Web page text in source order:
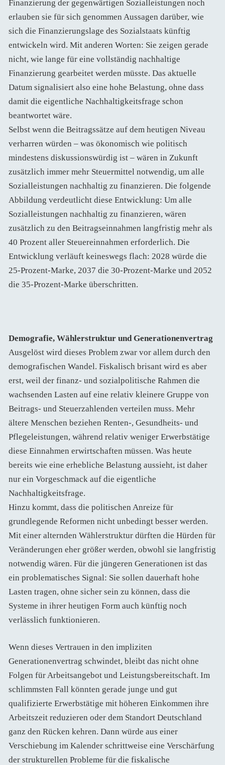
Finanzierung der gegenwärtigen Sozialleistungen noch
erlauben sie für sich genommen Aussagen darüber, wie
sich die Finanzierungslage des Sozialstaats künftig
entwickeln wird. Mit anderen Worten: Sie zeigen gerade
nicht, wie lange für eine vollständig nachhaltige
Finanzierung gearbeitet werden müsste. Das aktuelle
Datum signalisiert also eine hohe Belastung, ohne dass
damit die eigentliche Nachhaltigkeitsfrage schon
beantwortet wäre.
Selbst wenn die Beitragssätze auf dem heutigen Niveau
verharren würden – was ökonomisch wie politisch
mindestens diskussionswürdig ist – wären in Zukunft
zusätzlich immer mehr Steuermittel notwendig, um alle
Sozialleistungen nachhaltig zu finanzieren. Die folgende
Abbildung verdeutlicht diese Entwicklung: Um alle
Sozialleistungen nachhaltig zu finanzieren, wären
zusätzlich zu den Beitragseinnahmen langfristig mehr als
40 Prozent aller Steuereinnahmen erforderlich. Die
Entwicklung verläuft keineswegs flach: 2028 würde die
25-Prozent-Marke, 2037 die 30-Prozent-Marke und 2052
die 35-Prozent-Marke überschritten.
Demografie, Wählerstruktur und Generationenvertrag
Ausgelöst wird dieses Problem zwar vor allem durch den
demografischen Wandel. Fiskalisch brisant wird es aber
erst, weil der finanz- und sozialpolitische Rahmen die
wachsenden Lasten auf eine relativ kleinere Gruppe von
Beitrags- und Steuerzahlenden verteilen muss. Mehr
ältere Menschen beziehen Renten-, Gesundheits- und
Pflegeleistungen, während relativ weniger Erwerbstätige
diese Einnahmen erwirtschaften müssen. Was heute
bereits wie eine erhebliche Belastung aussieht, ist daher
nur ein Vorgeschmack auf die eigentliche
Nachhaltigkeitsfrage.
Hinzu kommt, dass die politischen Anreize für
grundlegende Reformen nicht unbedingt besser werden.
Mit einer alternden Wählerstruktur dürften die Hürden für
Veränderungen eher größer werden, obwohl sie langfristig
notwendig wären. Für die jüngeren Generationen ist das
ein problematisches Signal: Sie sollen dauerhaft hohe
Lasten tragen, ohne sicher sein zu können, dass die
Systeme in ihrer heutigen Form auch künftig noch
verlässlich funktionieren.
Wenn dieses Vertrauen in den impliziten
Generationenvertrag schwindet, bleibt das nicht ohne
Folgen für Arbeitsangebot und Leistungsbereitschaft. Im
schlimmsten Fall könnten gerade junge und gut
qualifizierte Erwerbstätige mit höheren Einkommen ihre
Arbeitszeit reduzieren oder dem Standort Deutschland
ganz den Rücken kehren. Dann würde aus einer
Verschiebung im Kalender schrittweise eine Verschärfung
der strukturellen Probleme für die fiskalische